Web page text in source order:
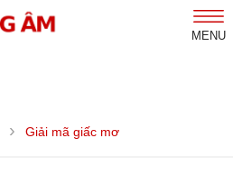
MENU
Giải mã giấc mơ